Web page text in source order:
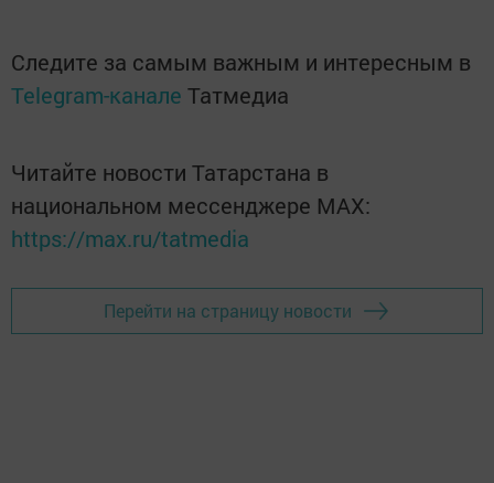
Следите за самым важным и интересным в
Telegram-канале Татмедиа
Читайте новости Татарстана в
национальном мессенджере MАХ:
https://max.ru/tatmedia
Перейти на страницу новости